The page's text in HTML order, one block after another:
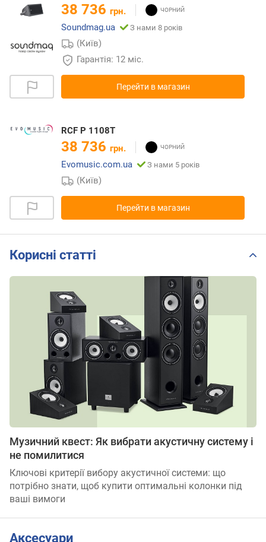
38 736 грн.
Soundmag.ua
З нами 8 років
(Київ)
Гарантія: 12 міс.
Перейти в магазин
RCF P 1108T
38 736 грн.
Evomusic.com.ua
З нами 5 років
(Київ)
Перейти в магазин
Корисні статті
Музичний квест: Як вибрати акустичну систему і
не помилитися
Ключові критерії вибору акустичної системи: що
потрібно знати, щоб купити оптимальні колонки під
ваші вимоги
Аксесуари